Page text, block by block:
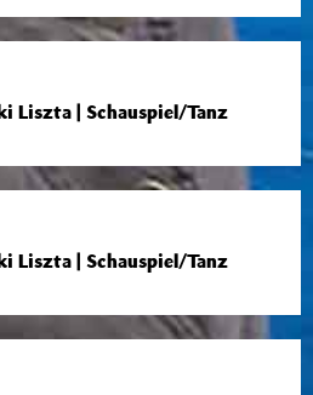
Liszta | Schauspiel/Tanz
Liszta | Schauspiel/Tanz